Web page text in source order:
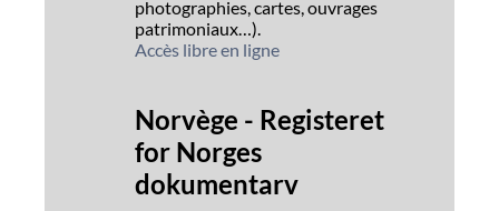
photographies, cartes, ouvrages
patrimoniaux…).
Accès libre en ligne
Norvège - Registeret
for Norges
dokumentarv